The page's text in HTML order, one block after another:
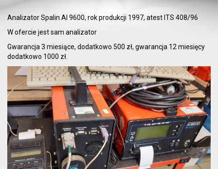
Analizator Spalin AI 9600, rok produkcji 1997, atest ITS 408/96
W ofercie jest sam analizator
Gwarancja 3 miesiące, dodatkowo 500 zł, gwarancja 12 miesięcy
dodatkowo 1000 zł.